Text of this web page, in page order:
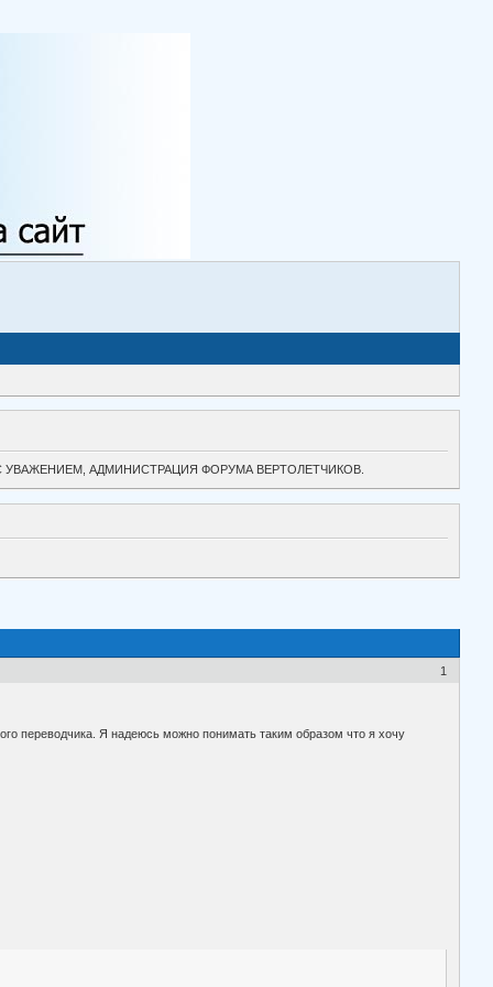
УВАЖЕНИЕМ, АДМИНИСТРАЦИЯ ФОРУМА ВЕРТОЛЕТЧИКОВ.
1
переводчика. Я надеюсь можно понимать таким образом что я хочу